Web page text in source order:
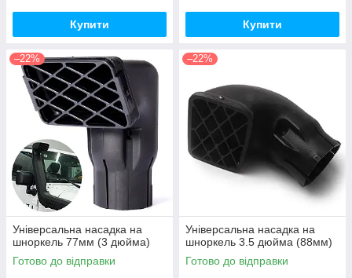
Купити Купити
–22%
Універсальна насадка на
шноркель 77мм (3 дюйма)
Готово до відправки
–22%
Універсальна насадка на
шноркель 3.5 дюйма (88мм)
Готово до відправки